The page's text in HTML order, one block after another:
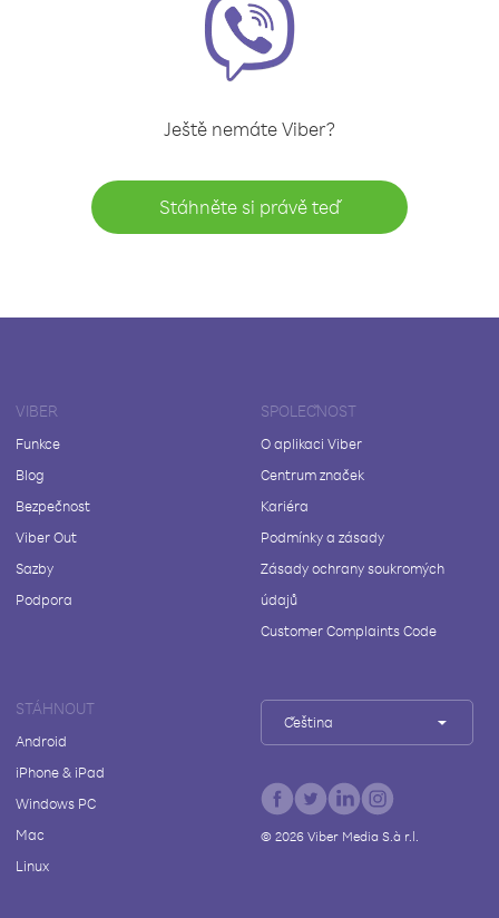
Ještě nemáte Viber?
Stáhněte si právě teď
VIBER
Funkce
Blog
Bezpečnost
Viber Out
Sazby
Podpora
SPOLEČNOST
O aplikaci Viber
Centrum značek
Kariéra
Podmínky a zásady
Zásady ochrany soukromých
údajů
Customer Complaints Code
STÁHNOUT
Android
iPhone & iPad
Windows PC
Mac
Linux
Čeština
© 2026Viber Media S.à r.l.